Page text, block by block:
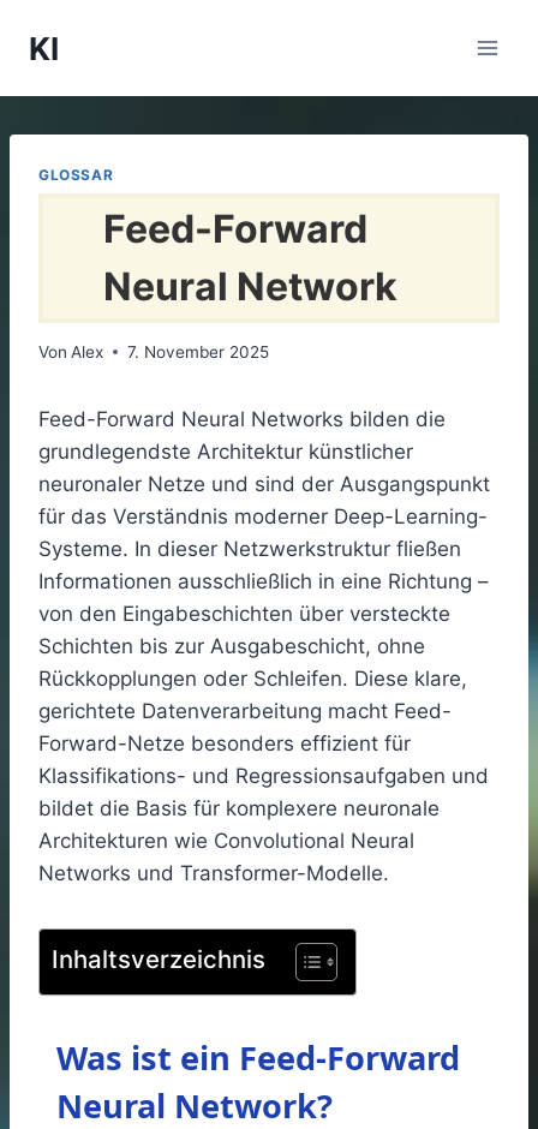
Inhalt
KI
GLOSSAR
Feed-Forward
Neural Network
Von Alex 7. November 2025
Feed-Forward Neural Networks bilden die
grundlegendste Architektur künstlicher
neuronaler Netze und sind der Ausgangspunkt
für das Verständnis moderner Deep-Learning-
Systeme. In dieser Netzwerkstruktur fließen
Informationen ausschließlich in eine Richtung –
von den Eingabeschichten über versteckte
Schichten bis zur Ausgabeschicht, ohne
Rückkopplungen oder Schleifen. Diese klare,
gerichtete Datenverarbeitung macht Feed-
Forward-Netze besonders effizient für
Klassifikations- und Regressionsaufgaben und
bildet die Basis für komplexere neuronale
Architekturen wie Convolutional Neural
Networks und Transformer-Modelle.
Inhaltsverzeichnis
Was ist ein Feed-Forward
Neural Network?